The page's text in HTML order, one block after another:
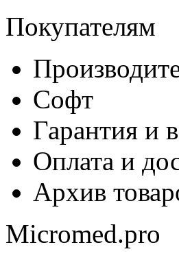
Покупателям
Софт
Гарантия и
Оплата и
Архив
Micromed.pro